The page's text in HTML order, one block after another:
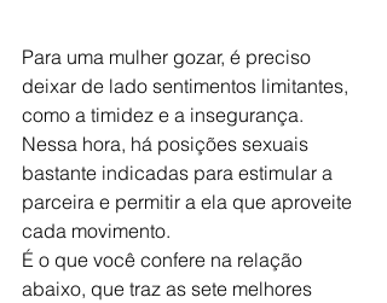
Para uma mulher gozar, é preciso
deixar de lado sentimentos limitantes,
como a timidez e a insegurança.
Nessa hora, há posições sexuais
bastante indicadas para estimular a
parceira e permitir a ela que aproveite
cada movimento.
É o que você confere na relação
abaixo, que traz as sete melhores